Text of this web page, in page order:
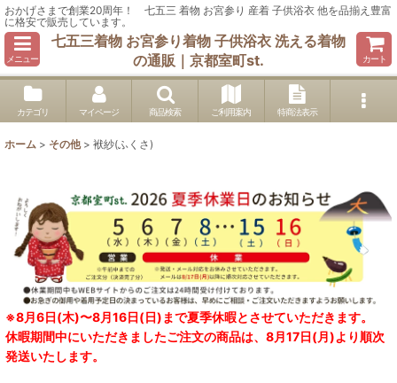
おかげさまで創業20周年！ 七五三 着物 お宮参り 産着 子供浴衣 他を品揃え豊富
に格安で販売しています。
メニュー
七五三着物 お宮参り着物 子供浴衣 洗える着物
の通販｜京都室町st.
カート
カテゴリ マイページ 商品検索 ご利用案内 特商法表示
ホーム > その他 > 袱紗(ふくさ)
※8月6日(木)〜8月16日(日)まで夏季休暇とさせていただきます。
休暇期間中にいただきましたご注文の商品は、8月17日(月)より順次
発送いたします。